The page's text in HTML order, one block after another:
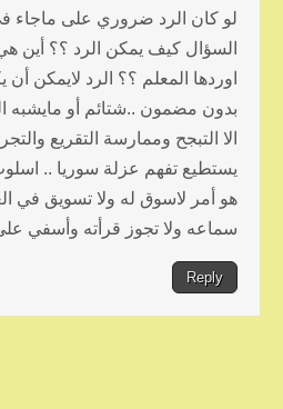
لو كان الرد ضروري على ماجاء
السؤال كيف يمكن الرد ؟؟ أين
اوردها المعلم ؟؟ الرد لايمكن أن
بدون مضمون ..شتائم أو مايشبه
الا التبجح وممارسة التقريع
يستطيع تفهم عزلة سوريا ..
هو أمر لاسوق له ولا تسويق في
سماعه ولا تجوز قرأته وأسفي
Reply